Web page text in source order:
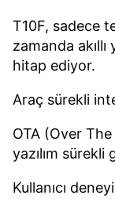
T10F, sadece
zamanda
hitap ediyor.
Araç sürekli
OTA (Over
yazılım sürekli
Kullanıcı